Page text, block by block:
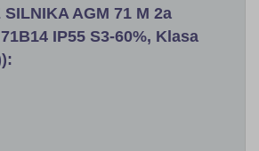
SILNIKA AGM 71 M 2a
IP55 S3-60%, Klasa